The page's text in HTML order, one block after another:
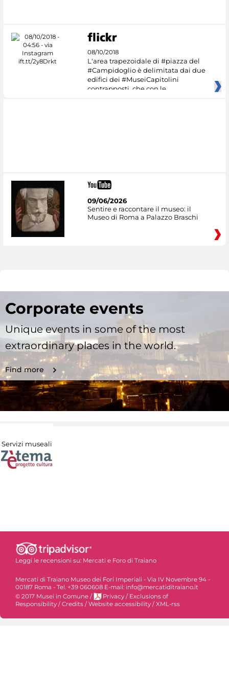
08/10/2018
L'area trapezoidale di #piazza del
#Campidoglio è delimitata dai due
edifici dei #MuseiCapitolini
contrapposti, che con le
09/06/2026
Sentire e raccontare il museo: il
Museo di Roma a Palazzo Braschi
Corporate events
Unique events in some of the most
extraordinary places in the world.
Find more
Servizi museali
Leggi le recensioni su: Mercati e Foro di Traiano
Mercati di Traiano Museo dei Fori Imperiali - Via IV Novembre 94 -
00187 Roma - Tel. +39 060608 E-mail: info@mercatiditraiano.it
© 2017 Musei in Comune / Privacy / Exclusions of
Responsibility /Credits /Website accessibility /XML-rss